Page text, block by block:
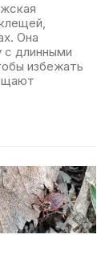
Она
с длинными
избежать